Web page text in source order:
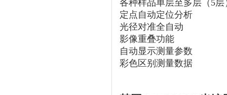
各种样品单层至多层（5
定点自动定位分析
光径对准全自动
影像重叠功能
自动显示测量参数
彩色区别测量数据